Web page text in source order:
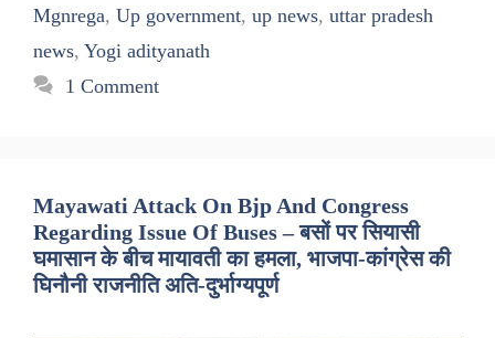
Mgnrega, Up government, up news, uttar pradesh
news, Yogi adityanath
1 Comment
Mayawati Attack On Bjp And Congress
Regarding Issue Of Buses – बसों पर सियासी
घमासान के बीच मायावती का हमला, भाजपा-कांग्रेस की
घिनौनी राजनीति अति-दुर्भाग्यपूर्ण